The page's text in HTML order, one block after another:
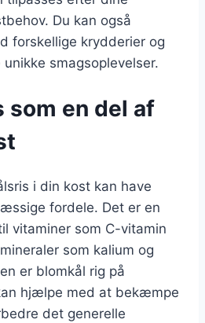
Du kan også
forskellige krydderier og
smagsoplevelser.
som en del af
i din kost kan have
fordele. Det er en
vitaminer som C-vitamin
som kalium og
er blomkål rig på
hjælpe med at bekæmpe
det generelle